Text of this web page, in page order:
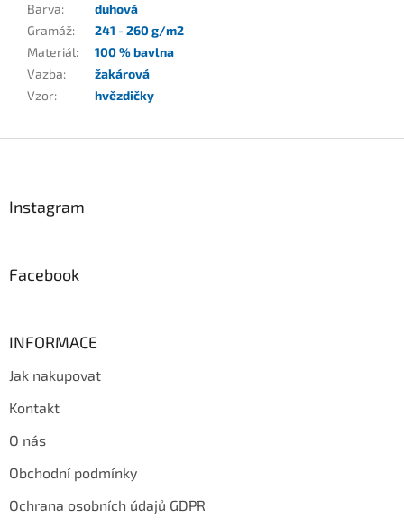
Barva:
duhová
Gramáž:
241 - 260 g/m2
Materiál:
100 % bavlna
Vazba:
žakárová
Vzor: hvězdičky
Instagram
Facebook
INFORMACE
Jak nakupovat
Kontakt
O nás
Obchodní podmínky
Ochrana osobních údajů GDPR